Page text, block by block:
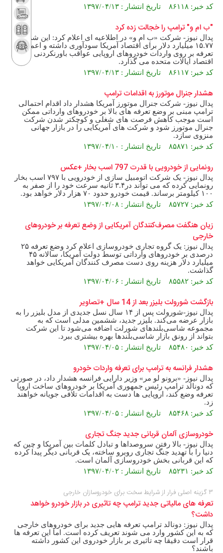
کد خبر: ۸۶۱۱۸ تاریخ انتشار : ۱۳۹۷/۰۴/۱۳
"ب ام و" ترامپ را خجالت زده کرد
پدال نیوز- شرکت «ب ام و» در اطلاعیه ای اعلام کرد: این شرکت
۱۵.۷۷ میلیارد دلار برای اقتصاد آمریکا سودآوری داشته و اعمال
تعرفه بر روی واردات خودروهای اروپایی عواقب باورنکردنی بر روی
اقتصاد ایالات متحده می گذارد.
کد خبر: ۸۶۱۱۷ تاریخ انتشار : ۱۳۹۷/۰۴/۱۳
هشدار جنرال موتورز به اقدامات ترامپ
پدال نیوز- شرکت جنرال موتورز آمریکا هشدار داد اقدام احتمالی
ترامپ مبنی بر وضع تعرفه های بالا بر خودروهای وارداتی ممکن
است موجب کاهش فرصت های شغلی و کوچکتر شدن شرکت
جنرال موتورز شود و شرکت های آمریکایی را در بازار جهانی
منزوی سازد.
کد خبر: ۸۵۸۷۱ تاریخ انتشار : ۱۳۹۷/۰۴/۱۰
رونمایی از خودرویی با قدرت 797 اسب بخار +عکس
پدال نیوز- یک شرکت اتومبیل سازی از خودرویی با ۷۹۷ اسب بخار
رونمایی کرده که می تواند در۳.۴ ثانیه سرعت خود را از صفر به
۱۰۰ کیلومتر برساند. قیمت خودرو حدود ۷۰ هزار دلار خواهد بود.
کد خبر: ۸۵۷۲۷ تاریخ انتشار : ۱۳۹۷/۰۴/۰۸
زیان هنگفت مصرف‌کنندگان آمریکایی از وضع تعرفه بر خودروهای
خارجی
پدال نیوز: یک گروه تجاری خودروسازی اعلام کرد وضع تعرفه ۲۵
درصدی بر خودروهای وارداتی توسط دولت آمریکا، سالانه ۴۵
میلیارد دلار هزینه روی دست مصرف کنندگان آمریکایی خواهد
گذاشت.
کد خبر: ۸۵۵۸۲ تاریخ انتشار : ۱۳۹۷/۰۴/۰۶
بازگشت شورولت بلیزر بعد از 14 سال +تصاویر
پدال نیوز-شورولت پس از ۱۴ سال نسل جدیدی از مدل بلیزر را به
بازار عرضه می‌کند. بلیزر جدید، ششمین مدلی است که به
مجموعه شاسی‌بلندهای شورلت اضافه می‌شود تا این شرکت
بتواند از رونق بازار شاسی‌بلندها بهره بیشتری ببرد.
کد خبر: ۸۵۴۸۰ تاریخ انتشار : ۱۳۹۷/۰۴/۰۵
هشدار فرانسه به ترامپ برای تعرفه واردات خودرو
پدال نیوز- «برونو لو مر» وزیر دارایی فرانسه هشدار داد، در صورتی
که دونالد ترامپ رئیس جمهوری آمریکا بر خودروهای ساخت اروپا
تعرفه وضع کند، اروپایی ها دست به اقدامات تلافی جویانه خواهند
زد.
کد خبر: ۸۵۴۶۸ تاریخ انتشار : ۱۳۹۷/۰۴/۰۵
خودروسازی آلمان قربانی جدید جنگ تجاری
پدال نیوز- بالا رفتن سروصداها و تبادل کلمات بین آمریکا و چین که
دنیا را با تهدید جنگ تجاری روبرو ساخته، یک قربانی دیگر پیدا کرده
که این قربانی بخش خودروسازی آلمان است.
کد خبر: ۸۵۲۳۱ تاریخ انتشار : ۱۳۹۷/۰۴/۰۲
۳ گزینه اصلی فرار از شرایط سخت برای خودروسازان خارجی
تعرفه های مالیاتی جدید ترامپ چه تاثیری در بازار خودرو خواهد
داشت؟
پدال نیوز: دونالد ترامپ تعرفه هایی جدید برای خودروهای خارجی
که به این کشور وارد می شوند تعریف کرده است. اما این تعرفه ها
قرار است دقیقا چه تاثیری بر بازار خودروی این کشور داشته
باشند؟